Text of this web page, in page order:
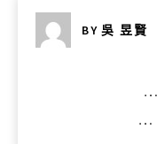
BY 吳 昱賢